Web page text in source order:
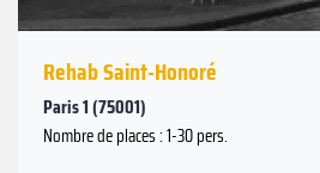
Rehab Saint-Honoré
Paris 1 (75001)
Nombre de places : 1-30 pers.